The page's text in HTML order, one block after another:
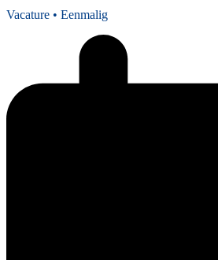
Vacature • Eenmalig